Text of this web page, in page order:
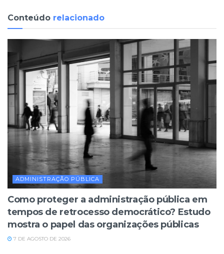
Conteúdo relacionado
ADMINISTRAÇÃO PÚBLICA
Como proteger a administração pública em
tempos de retrocesso democrático? Estudo
mostra o papel das organizações públicas
7 DE AGOSTO DE 2026